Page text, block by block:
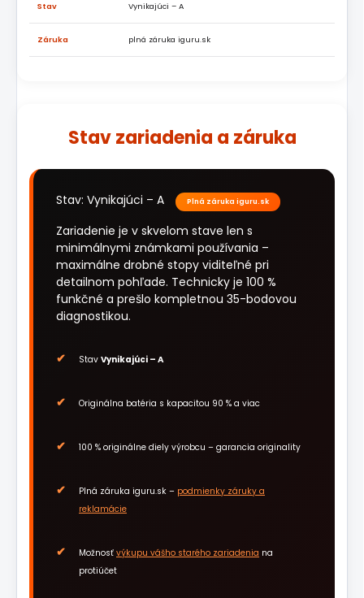
Stav Vynikajúci – A
Záruka plná záruka iguru.sk
Stav zariadenia a záruka
Stav: Vynikajúci – A Plná záruka iguru.sk
Zariadenie je v skvelom stave len s
minimálnymi známkami používania –
maximálne drobné stopy viditeľné pri
detailnom pohľade. Technicky je 100 %
funkčné a prešlo kompletnou 35-bodovou
diagnostikou.
Stav Vynikajúci – A
Originálna batéria s kapacitou 90 % a viac
100 % originálne diely výrobcu – garancia originality
Plná záruka iguru.sk – podmienky záruky a
reklamácie
Možnosť výkupu vášho starého zariadenia na
protiúčet